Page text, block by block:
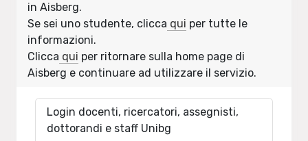
in Aisberg.
Se sei uno studente, clicca qui per tutte le
informazioni.
Clicca qui per ritornare sulla home page di
Aisberg e continuare ad utilizzare il servizio.
Login docenti, ricercatori, assegnisti,
dottorandi e staff Unibg